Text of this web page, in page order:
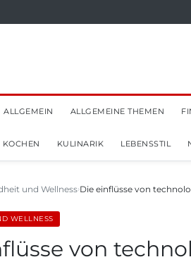
ALLGEMEIN ALLGEMEINE THEMEN
KOCHEN KULINARIK LEBENSSTIL
und Wellness Die einflüsse von
WELLNESS
von